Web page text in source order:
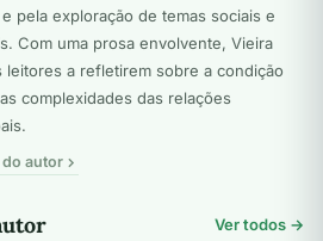
pela exploração de temas sociais e
Com uma prosa envolvente, Vieira
leitores a refletirem sobre a condição
complexidades das relações
do autor
Ver todos →